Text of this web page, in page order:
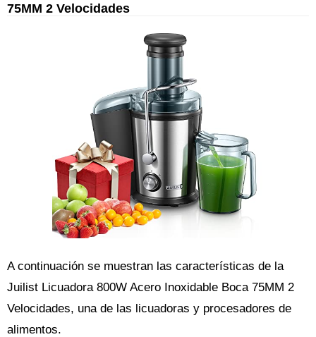
75MM 2 Velocidades
A continuación se muestran las características de la
Juilist Licuadora 800W Acero Inoxidable Boca 75MM 2
Velocidades, una de las licuadoras y procesadores de
alimentos.